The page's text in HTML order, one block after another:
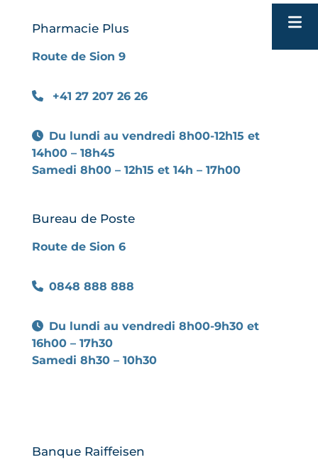
Pharmacie Plus
Route de Sion 9
+41 27 207 26 26
Du lundi au vendredi 8h00-12h15 et
14h00 – 18h45
Samedi 8h00 – 12h15 et 14h – 17h00
Bureau de Poste
Route de Sion 6
0848 888 888
Du lundi au vendredi 8h00-9h30 et
16h00 – 17h30
Samedi 8h30 – 10h30
Banque Raiffeisen